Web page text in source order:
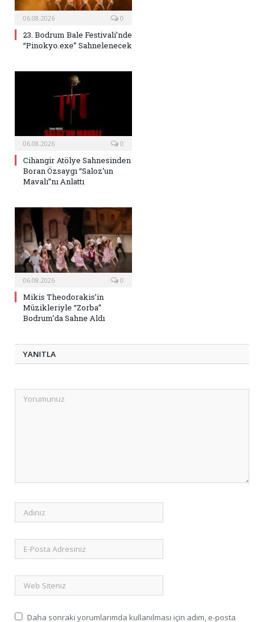
06.08.2026 0
23. Bodrum Bale Festivali’nde
“Pinokyo.exe” Sahnelenecek
06.08.2026 0
Cihangir Atölye Sahnesinden
Boran Özsaygı “Saloz’un
Mavalı”nı Anlattı
06.08.2026 0
Mikis Theodorakis’in
Müzikleriyle “Zorba”
Bodrum’da Sahne Aldı
YANITLA
Daha sonraki yorumlarımda kullanılması için adım, e-posta